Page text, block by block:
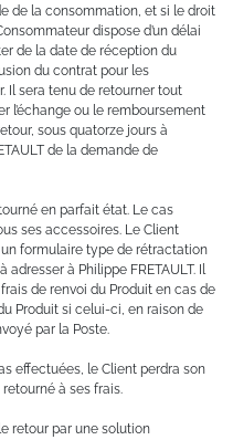
de la consommation, et si le droit
dispose d’un délai
de la date de réception du
du contrat pour les
Il sera tenu de retourner tout
l’échange ou le remboursement
sous quatorze jours à
de la demande de
en parfait état. Le cas
ses accessoires. Le Client
formulaire type de rétractation
à Philippe FRETAULT. Il
de renvoi du Produit en cas de
Produit si celui-ci, en raison de
par la Poste.
effectuées, le Client perdra son
à ses frais.
retour par une solution